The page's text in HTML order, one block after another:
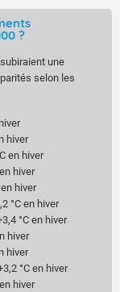
?
une
selon les
hiver
en hiver
hiver
hiver
°C en hiver
°C en hiver
hiver
hiver
°C en hiver
hiver